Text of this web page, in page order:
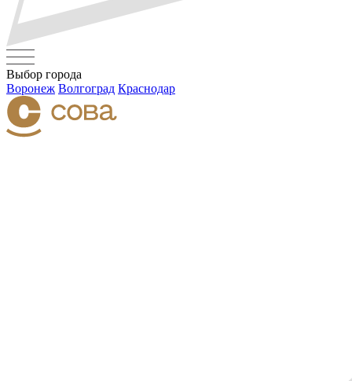
Выбор города
Воронеж Волгоград Краснодар